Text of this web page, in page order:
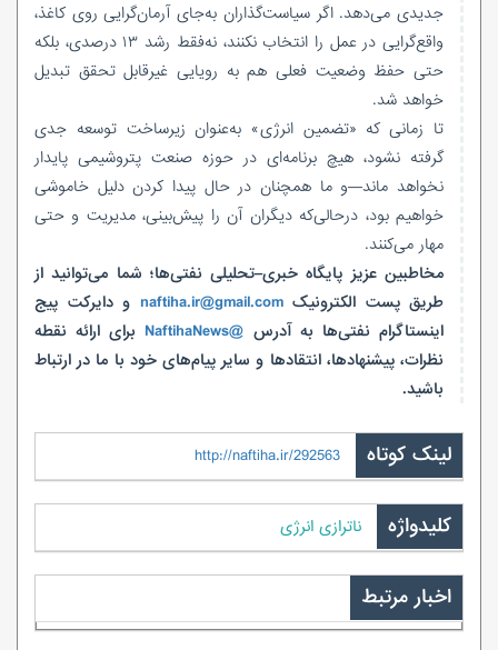
جدیدی می‌دهد. اگر سیاست‌گذاران به‌جای آرمان‌گرایی روی کاغذ،
واقع‌گرایی در عمل را انتخاب نکنند، نه‌فقط رشد ۱۳ درصدی، بلکه
حتی حفظ وضعیت فعلی هم به رویایی غیرقابل تحقق تبدیل
خواهد شد.
تا زمانی که «تضمین انرژی» به‌عنوان زیرساخت توسعه جدی
گرفته نشود، هیچ برنامه‌ای در حوزه صنعت پتروشیمی پایدار
نخواهد ماند—و ما همچنان در حال پیدا کردن دلیل خاموشی
خواهیم بود، درحالی‌که دیگران آن را پیش‌بینی، مدیریت و حتی
مهار می‌کنند.
مخاطبین عزیز پایگاه خبری–تحلیلی نفتی‌ها؛ شما می‌توانید از
طریق پست الکترونیکnaftiha.ir@gmail.com و دایرکت پیج
اینستاگرام نفتی‌ها به آدرس @NaftihaNews
برای ارائه نقطه
نظرات، پیشنهادها، انتقادها و سایر پیام‌های خود با ما در ارتباط
باشید.
لینک کوتاه http://naftiha.ir/292563
کلیدواژه ناترازی انرژی
اخبار مرتبط